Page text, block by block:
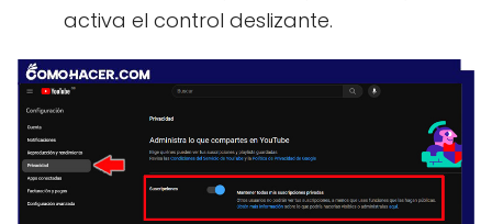
activa el control deslizante.